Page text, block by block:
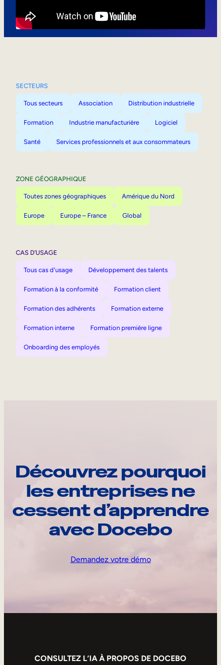
SECTEURS
Tous secteurs Association Distribution industrielle
Formation Industrie manufacturière Logiciel
Santé Services professionnels et aux consommateurs
ZONE GÉOGRAPHIQUE
Toutes zones géographiques Amérique du Nord
Europe Europe – France Global
CAS D’USAGE
Tous cas d'usage Développement des talents
Formation à la conformité Formation client
Formation des adhérents Formation externe
Formation interne Formation première ligne
Onboarding des employés
Découvrez pourquoi
les entreprises ne
cessent d’apprendre
avec Docebo
Demandez votre démo
CONSULTEZ L’IA À PROPOS DE DOCEBO